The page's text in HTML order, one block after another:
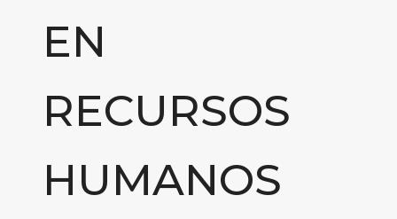
EN
RECURSOS
HUMANOS